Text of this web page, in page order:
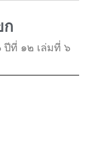
ก
ที่ ๑๒ เล่มที่ ๖